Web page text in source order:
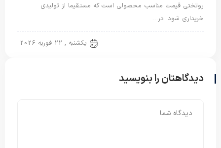
روتختی قیمت مناسب محصولی است که مستقیما از تولیدی
خریداری شود. در…
یکشنبه , 22 فوریه 2026
دیدگاهتان را بنویسید